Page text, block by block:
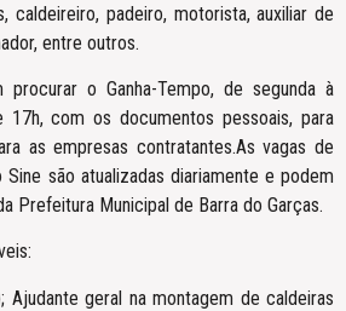
caldeireiro, padeiro, motorista, auxiliar de
entre outros.
procurar o Ganha-Tempo, de segunda à
com os documentos pessoais, para
as empresas contratantes.As vagas de
são atualizadas diariamente e podem
Prefeitura Municipal de Barra do Garças.
Ajudante geral na montagem de caldeiras